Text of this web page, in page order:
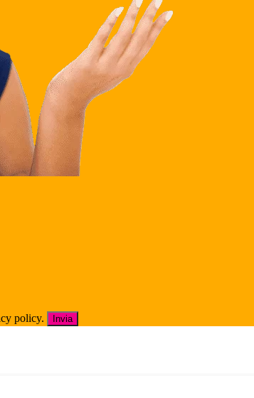
policy.
Invia